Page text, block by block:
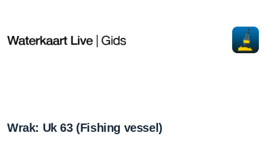
Wrak: Uk 63 (Fishing vessel)